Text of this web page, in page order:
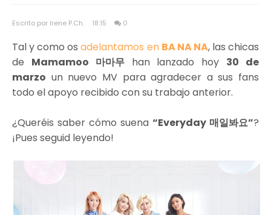
Escrito por Irene P.Ch. 18:15 0
Tal y como osadelantamos en BA NA NA, las chicas
de Mamamoo 마마무han lanzado hoy 30 de
marzo un nuevo MV para agradecer a sus fans
todo el apoyo recibido con su trabajo anterior.
¿Queréis saber cómo suena “Everyday 매일봐요”?
¡Pues seguid leyendo!